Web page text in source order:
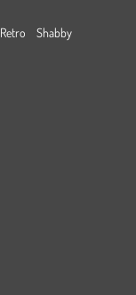
Retro
Shabby